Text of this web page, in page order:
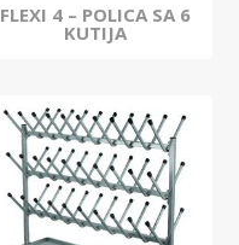
FLEXI 4 – POLICA SA 6
KUTIJA